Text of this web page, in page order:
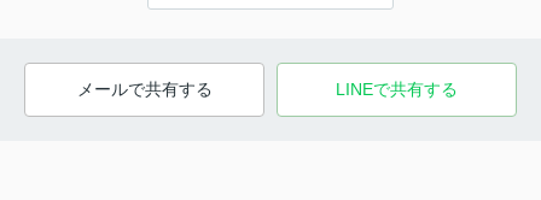
メールで共有する LINEで共有する